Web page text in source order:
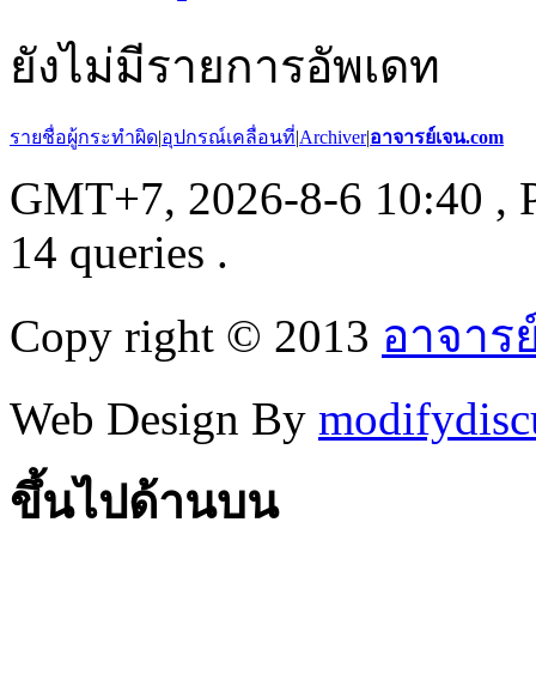
ยังไม่มีรายการอัพเดท
รายชื่อผู้กระทำผิด|อุปกรณ์เคลื่อนที่|Archiver|อาจารย์เจน.com
GMT+7, 2026-8-6 10:40 ,
14 queries .
Copy right © 2013 อาจาร
Web Design By
ขึ้นไปด้านบน